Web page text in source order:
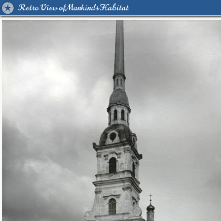
Retro View of Mankind's Habitat